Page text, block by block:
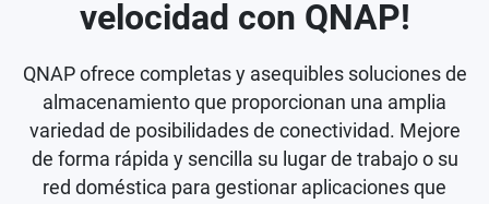
velocidad con QNAP!
QNAP ofrece completas y asequibles soluciones de
almacenamiento que proporcionan una amplia
variedad de posibilidades de conectividad. Mejore
de forma rápida y sencilla su lugar de trabajo o su
red doméstica para gestionar aplicaciones que